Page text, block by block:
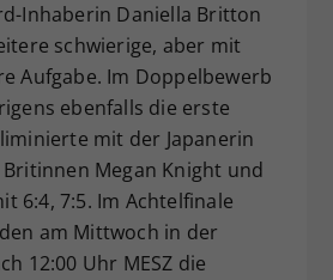
Inhaberin Daniella Britton
schwierige, aber mit
Aufgabe. Im Doppelbewerb
ebenfalls die erste
mit der Japanerin
Britinnen Megan Knight und
6:4, 7:5. Im Achtelfinale
am Mittwoch in der
12:00 Uhr MESZ die